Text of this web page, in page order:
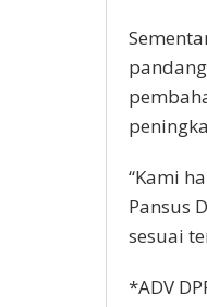
“Kami
Pansus
sesuai
*ADV